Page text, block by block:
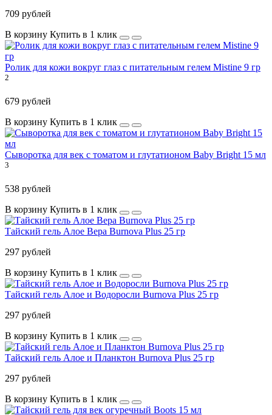
709 рублей
В корзину Купить в 1 клик
Ролик для кожи вокруг глаз с питательным гелем Mistine 9 гр
2
679 рублей
В корзину Купить в 1 клик
Сыворотка для век с томатом и глутатионом Baby Bright 15 мл
3
538 рублей
В корзину Купить в 1 клик
Тайский гель Алое Вера Burnova Plus 25 гр
297 рублей
В корзину Купить в 1 клик
Тайский гель Алое и Водоросли Burnova Plus 25 гр
297 рублей
В корзину Купить в 1 клик
Тайский гель Алое и Планктон Burnova Plus 25 гр
297 рублей
В корзину Купить в 1 клик